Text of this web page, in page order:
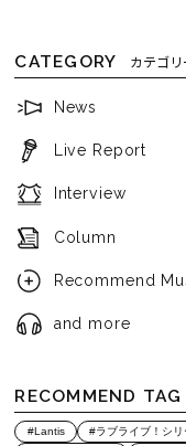
CATEGORY カテゴリ
News
Live Report
Interview
Column
Recommend
and more
RECOMMEND TAG
#Lantis #ラブライブ！シリ